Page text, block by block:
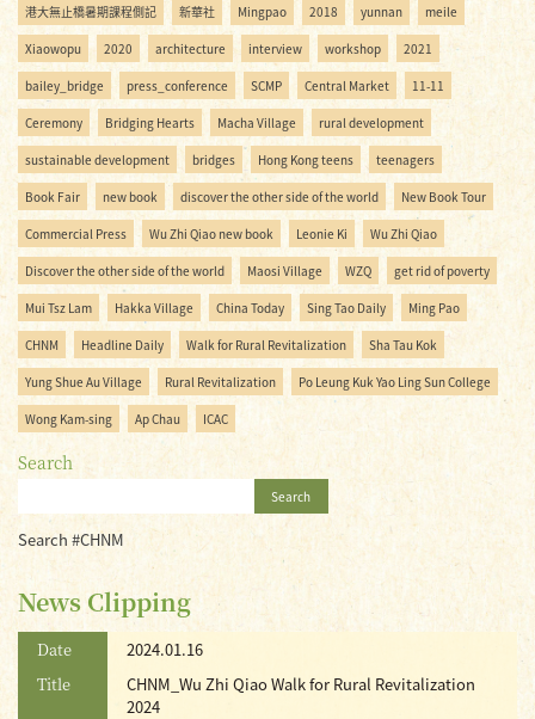
港大無止橋暑期課程側記 新華社 Mingpao 2018 yunnan meile
Xiaowopu 2020 architecture interview workshop 2021
bailey_bridge press_conference SCMP Central Market 11-11
Ceremony Bridging Hearts Macha Village rural development
sustainable development bridges Hong Kong teens teenagers
Book Fair new book discover the other side of the world New Book Tour
Commercial Press Wu Zhi Qiao new book Leonie Ki Wu Zhi Qiao
Discover the other side of the world Maosi Village WZQ get rid of poverty
Mui Tsz Lam Hakka Village China Today Sing Tao Daily Ming Pao
CHNM Headline Daily Walk for Rural Revitalization Sha Tau Kok
Yung Shue Au Village Rural Revitalization Po Leung Kuk Yao Ling Sun College
Wong Kam-sing Ap Chau ICAC
Search
Search
Search #CHNM
News Clipping
Date
2024.01.16
Title
CHNM_Wu Zhi Qiao Walk for Rural Revitalization
2024